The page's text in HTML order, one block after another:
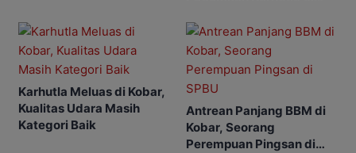
Karhutla Meluas di Kobar,
Kualitas Udara Masih
Kategori Baik
Antrean Panjang BBM di
Kobar, Seorang
Perempuan Pingsan di